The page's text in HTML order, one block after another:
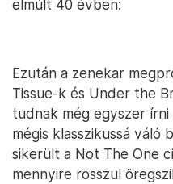
elmúlt 40 évben:
Ezután a zenekar
Tissue-k és Under the
tudnak még egyszer írni
mégis klasszikussá váló
sikerült a Not The One
mennyire rosszul